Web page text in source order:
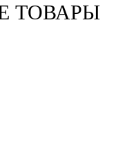
ТОВАРЫ